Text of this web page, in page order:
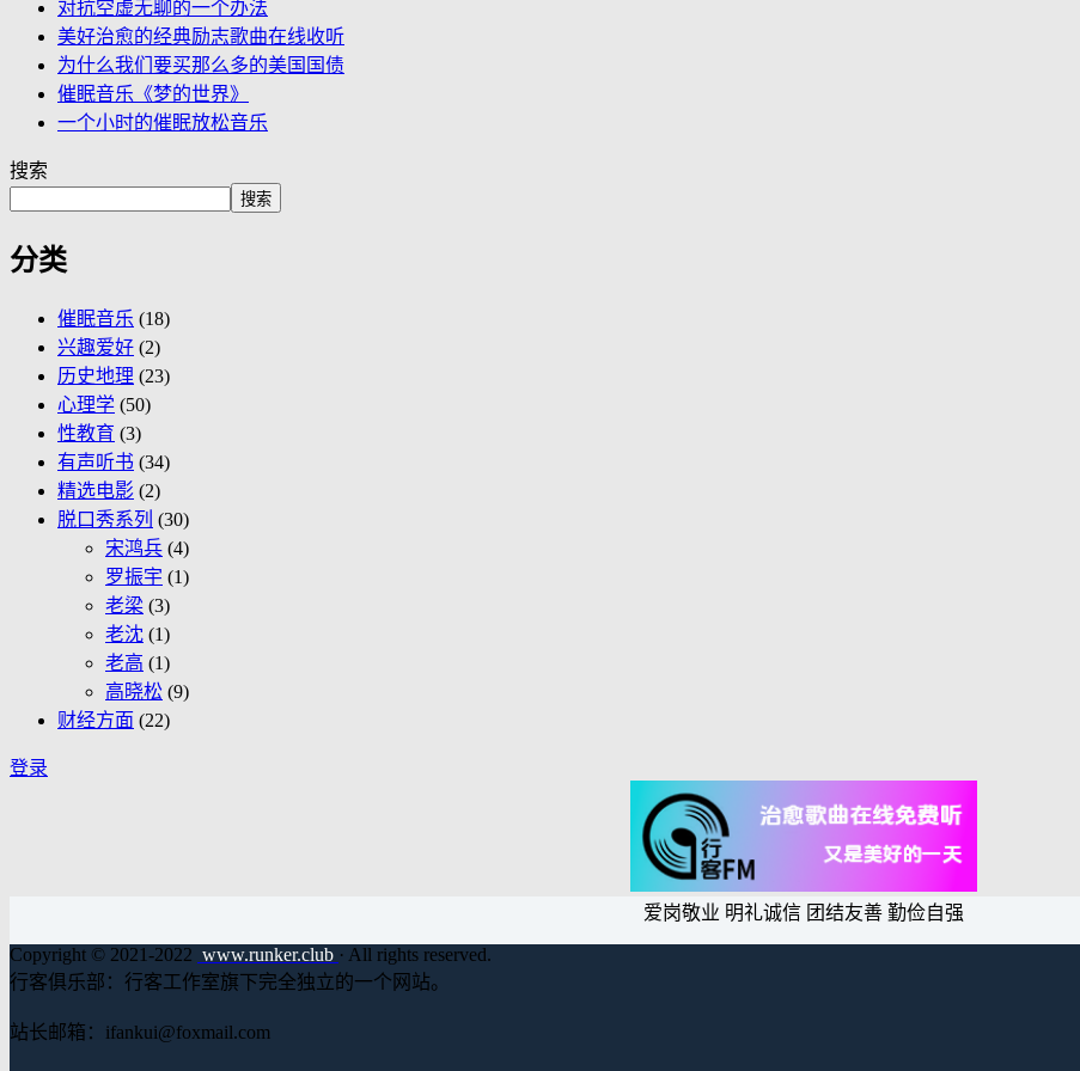
对抗空虚无聊的一个办法
美好治愈的经典励志歌曲在线收听
为什么我们要买那么多的美国国债
催眠音乐《梦的世界》
一个小时的催眠放松音乐
搜索
搜索
分类
催眠音乐 (18)
兴趣爱好 (2)
历史地理 (23)
心理学 (50)
性教育 (3)
有声听书 (34)
精选电影 (2)
脱口秀系列 (30)
宋鸿兵 (4)
罗振宇 (1)
老梁 (3)
老沈 (1)
老高 (1)
高晓松 (9)
财经方面 (22)
登录
爱岗敬业 明礼诚信 团结友善 勤俭自强
Copyright © 2021-2022 www.runker.club · All rights reserved.
行客俱乐部：行客工作室旗下完全独立的一个网站。
站长邮箱：ifankui@foxmail.com